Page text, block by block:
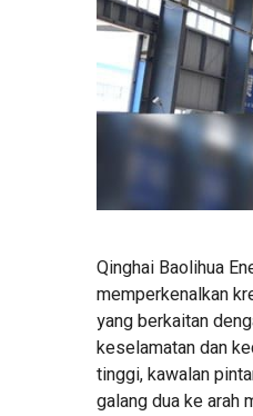
Qinghai Baolihua
memperkenalkan
yang berkaitan
keselamatan dan
tinggi, kawalan
galang dua ke arah